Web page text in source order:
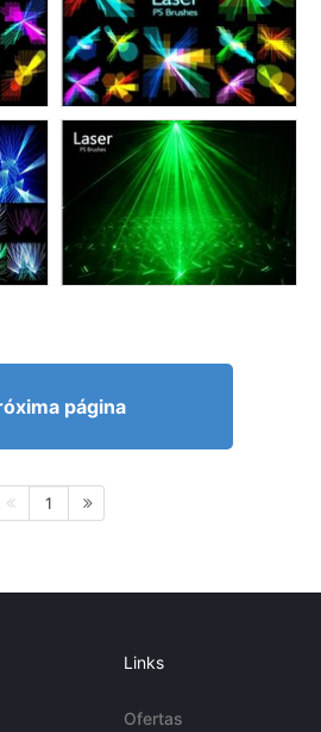
página
1
Links
Ofertas